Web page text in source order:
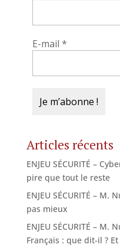
E-mail *
Articles récents
ENJEU SÉCURITÉ –
pire que tout le reste
ENJEU SÉCURITÉ –
pas mieux
ENJEU SÉCURITÉ –
Français : que dit-il ?